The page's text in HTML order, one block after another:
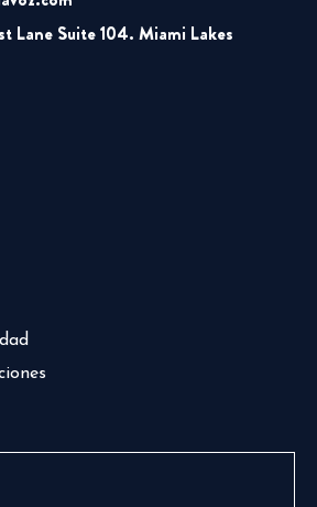
Lane Suite 104. Miami Lakes